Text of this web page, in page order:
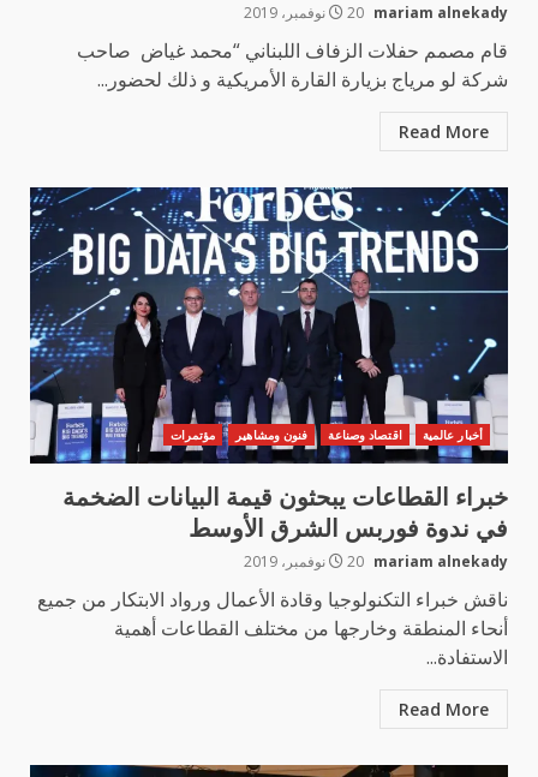
mariam alnekady 20 نوفمبر، 2019
قام مصمم حفلات الزفاف اللبناني “محمد غیاض صاحب
شركة لو مریاج بزیارة القارة الأمريكية و ذلك لحضور...
Read More
أخبار عالمية اقتصاد وصناعة فنون ومشاهير مؤتمرات
خبراء القطاعات يبحثون قيمة البيانات الضخمة
في ندوة فوربس الشرق الأوسط
mariam alnekady 20 نوفمبر، 2019
ناقش خبراء التكنولوجيا وقادة الأعمال ورواد الابتكار من جميع
أنحاء المنطقة وخارجها من مختلف القطاعات أهمية
الاستفادة...
Read More